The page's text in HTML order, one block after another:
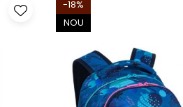
-18%
NOU